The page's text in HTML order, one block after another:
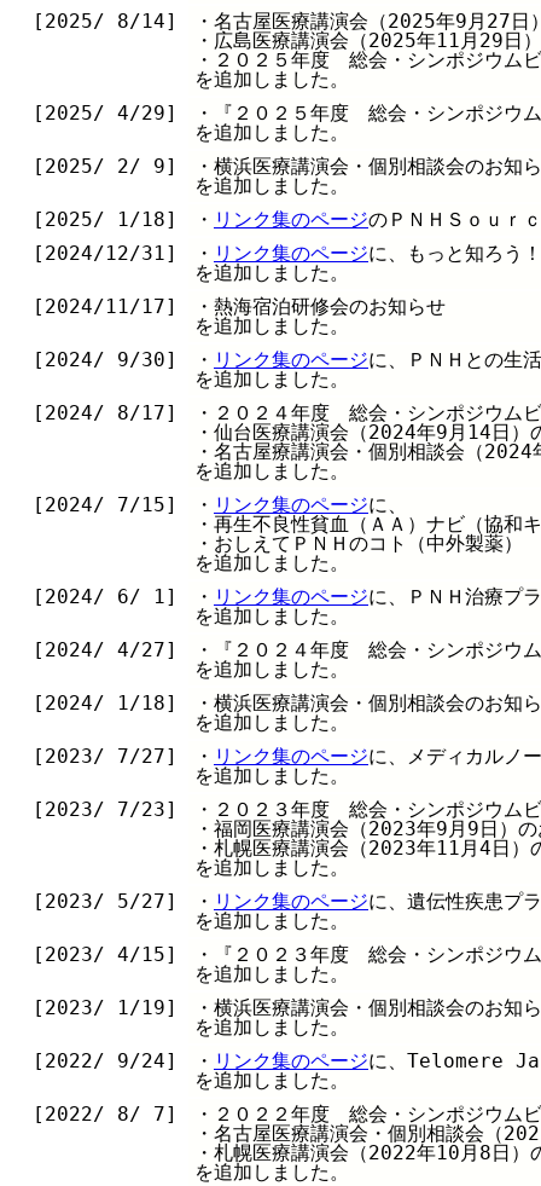
[2025/ 8/14]
・名古屋医療講演会（2025年9月27日
・広島医療講演会（2025年11月29日
・２０２５年度 総会・シンポジウム
を追加しました。
[2025/ 4/29]
・『２０２５年度 総会・シンポジウ
を追加しました。
[2025/ 2/ 9]
・横浜医療講演会・個別相談会のお知
を追加しました。
[2025/ 1/18]
・ リンク集のページのＰＮＨＳｏｕｒ
[2024/12/31]
・ リンク集のページに、もっと知ろう
を追加しました。
[2024/11/17]
・熱海宿泊研修会のお知らせ
を追加しました。
[2024/ 9/30]
・ リンク集のページに、ＰＮＨとの生
を追加しました。
[2024/ 8/17]
・２０２４年度 総会・シンポジウム
・仙台医療講演会（2024年9月14日）
・名古屋療講演会・個別相談会（
を追加しました。
[2024/ 7/15]
・ リンク集のページに、
・再生不良性貧血（ＡＡ）ナビ（協和
・おしえてＰＮＨのコト（中外製薬）
を追加しました。
[2024/ 6/ 1]
・ リンク集のページに、ＰＮＨ治療プ
を追加しました。
[2024/ 4/27]
・『２０２４年度 総会・シンポジウ
を追加しました。
[2024/ 1/18]
・横浜医療講演会・個別相談会のお知
を追加しました。
[2023/ 7/27]
・ リンク集のページに、メディカルノ
を追加しました。
[2023/ 7/23]
・２０２３年度 総会・シンポジウム
・福岡医療講演会（2023年9月9日）
・札幌医療講演会（2023年11月4日）
を追加しました。
[2023/ 5/27]
・ リンク集のページに、遺伝性疾患プ
を追加しました。
[2023/ 4/15]
・『２０２３年度 総会・シンポジウ
を追加しました。
[2023/ 1/19]
・横浜医療講演会・個別相談会のお知
を追加しました。
[2022/ 9/24]
・ リンク集のページに、Telomere
を追加しました。
[2022/ 8/ 7]
・２０２２年度 総会・シンポジウム
・名古屋医療講演会・個別相談会（
・札幌医療講演会（2022年10月8日）
を追加しました。